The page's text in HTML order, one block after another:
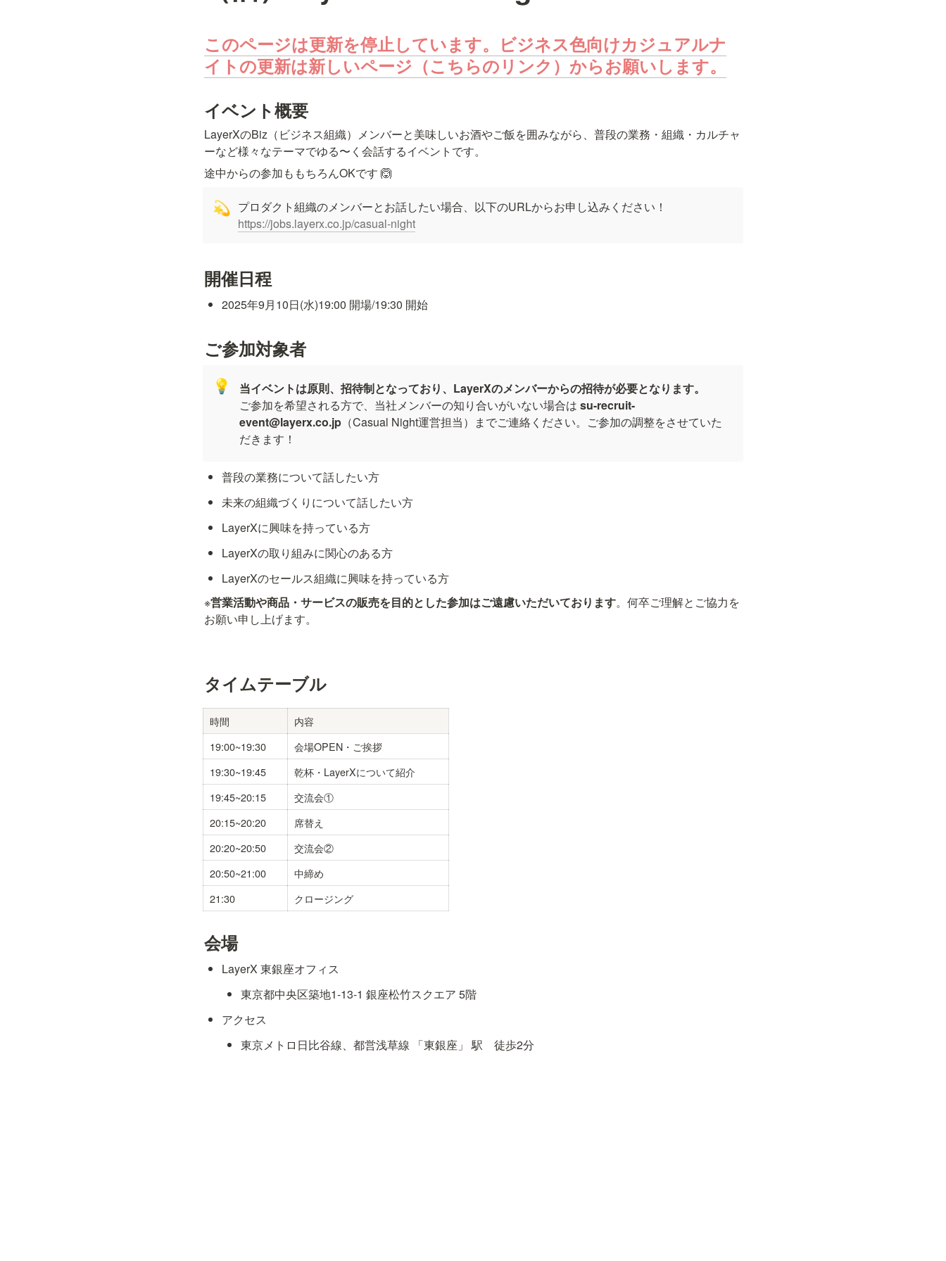
このページは更新を停止しています。ビジネス色向けカジュアルナ
イトの更新は新しいページ（こちらのリンク）からお願いします。
イベント概要
LayerXのBiz（ビジネス組織）メンバーと美味しいお酒やご飯を囲みながら、普段の業務・組織・カルチャ
ーなど様々なテーマでゆる〜く会話するイベントです。
途中からの参加ももちろんOKです 🙆
💫
https://jobs.layerx.co.jp/casual-night
開催日程
2025年9月10日(水)19:00 開場/19:30 開始
ご参加対象者
💡
当イベントは原則、招待制となっており、LayerXのメンバーからの招待が必要となります。
ご参加を希望される方で、当社メンバーの知り合いがいない場合は su-recruit-
event@layerx.co.jp （Casual Night運営担当）までご連絡ください。ご参加の調整をさせていた
だきます！
普段の業務について話したい方
未来の組織づくりについて話したい方
LayerXに興味を持っている方
LayerXの取り組みに関心のある方
LayerXのセールス組織に興味を持っている方
※営業活動や商品・サービスの販売を目的とした参加はご遠慮いただいております。何卒ご理解とご協力を
お願い申し上げます。
タイムテーブル
時間
内容
19:00~19:30
会場OPEN・ご挨拶
19:30~19:45
乾杯・LayerXについて紹介
19:45~20:15
交流会①
20:15~20:20
席替え
20:20~20:50
交流会②
20:50~21:00
中締め
21:30
クロージング
会場
LayerX 東銀座オフィス
東京都中央区築地1-13-1 銀座松竹スクエア 5階
アクセス
東京メトロ日比谷線、都営浅草線 「東銀座」 駅　徒歩2分